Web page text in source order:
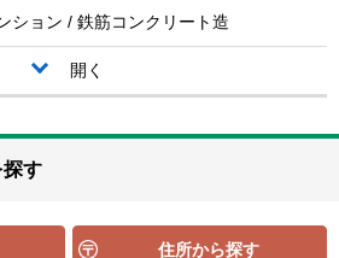
ション / 鉄筋コンクリート造
開く
す
住所から探す